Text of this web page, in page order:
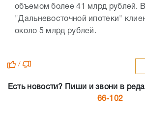
объемом более 41 млрд рублей.
"Дальневосточной ипотеки"
около 5 млрд рублей.
/
Есть новости? Пиши и звони в
66-102